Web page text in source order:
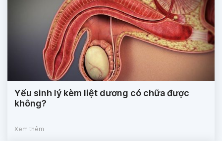
Yếu sinh lý kèm liệt dương có chữa được
không?
Xem thêm